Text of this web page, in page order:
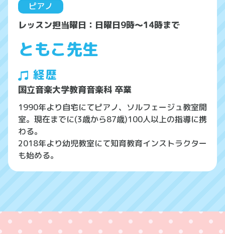
ピアノ
レッスン担当曜日：日曜日9時～14時まで
ともこ先生
経歴
国立音楽大学教育音楽科 卒業
1990年より自宅にてピアノ、ソルフェージュ教室開
室。現在までに(3歳から87歳)100人以上の指導に携
わる。
2018年より幼児教室にて知育教育インストラクター
も始める。